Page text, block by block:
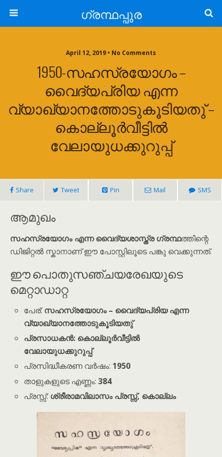
ഗ്രന്ഥപ്പുര
April 12, 2019 • No Comments
1950-സഹസ്രയോഗം –
വൈദ്യപ്രിയ എന്ന
വ്യാഖ്യാനത്തോടുകൂടിയതു് –
കൊല്ലൂർവീട്ടിൽ
വേലായുധക്കുറുപ്പ്
Share Tweet Pin Mail SMS
ആമുഖം
സഹസ്രയോഗം എന്ന വൈദ്യശാസ്ത്ര ഗ്രന്ഥത്തിന്റെ
ഡിജിറ്റൽ സ്കാനാണ് ഈ പോസ്റ്റിലൂടെ പങ്കു വെക്കുന്നത്.
ഈ പൊതുസഞ്ചയരേഖയുടെ
മെറ്റാഡാറ്റ
പേര്:സഹസ്രയോഗം – വൈദ്യപ്രിയ എന്ന
വ്യാഖ്യാനത്തോടുകൂടിയതു്
പ്രസാധകൻ: കൊല്ലൂർവീട്ടിൽ
വേലായുധക്കുറുപ്പ്
പ്രസിദ്ധീകരണ വർഷം: 1950
താളുകളുടെ എണ്ണം:384
പ്രസ്സ്:ശ്രീരാമവിലാസം പ്രസ്സ്, കൊല്ലം